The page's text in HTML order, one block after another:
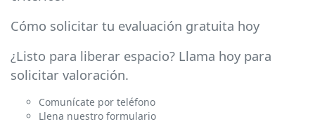
Cómo solicitar tu evaluación gratuita hoy
¿Listo para liberar espacio? Llama hoy para
solicitar valoración.
Comunícate por teléfono
Llena nuestro formulario